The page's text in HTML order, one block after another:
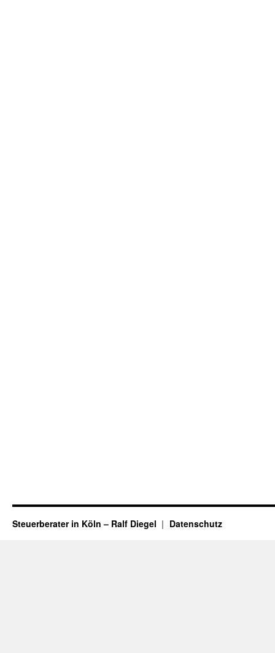
Steuerberater in Köln – Ralf Diegel Datenschutz